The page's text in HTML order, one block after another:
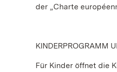
der „Charte
KINDERPROGRAMM
Für Kinder öffnet die